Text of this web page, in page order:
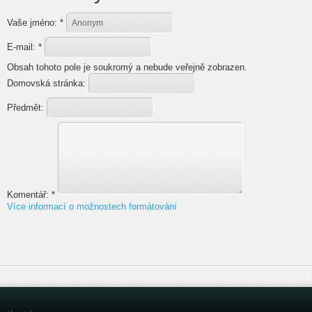
Vaše jméno: *
E-mail: *
Obsah tohoto pole je soukromý a nebude veřejně zobrazen.
Domovská stránka:
Předmět:
Komentář: *
Více informací o možnostech formátování